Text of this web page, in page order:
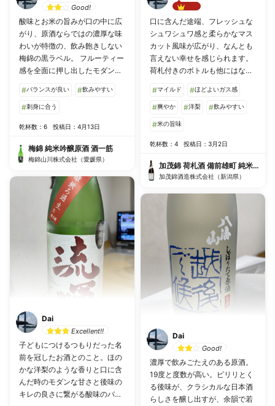
Good!
酸味とお米の旨みが口の中に広
がり、原酒ならではの濃厚な味
わいが特徴の、飲み飽きしない
梅錦の黒ラベル。 フルーティー
感を全面に押し出したモダンな
定番ものも料理とペアリングし
やすいので好みです。
#バランスが良い #飲みやすい
#刺身に合う
乾杯数：6 投稿日：4月13日
梅錦 純米吟醸原酒 酒一筋
梅錦山川株式会社（愛媛県）
Dai
Excellent!!
子どもにつけるつもりだった名
前を冠したお酒とのこと。ほの
かな洋梨のような香りと口に含
んだ時のモダンな甘さと後味の
キレの良さに繋がる酸味のバラ
Best!!
口に含んだ途端、フレッシュな
シュワシュワ感と柔らかなマス
カット風味が広がり、なんとも
言えない幸せを感じられます。
荷札付きのボトルも他にはない
リピートしたくなる逸品です。
酸味が後味のすっきり感を演
出、飲み過ぎ注意！
#マイルド #ほどよいガス感
#爽やか #洋梨 #飲みやすい
#米の旨味
乾杯数：4 投稿日：3月2日
加茂錦 荷札酒 備前雄町 純米大吟
加茂錦酒造株式会社（新潟県）
Dai
Good!
濃厚で飲みごたえのある原酒。
19度と度数が高い。ピリリとく
る後味が、クラシカルな日本酒
らしさを醸し出すが、余韻で若